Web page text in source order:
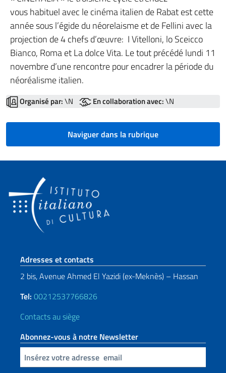
vous habituel avec le cinéma italien de Rabat est cette
année sous l’égide du néorelaisme et de Fellini avec la
projection de 4 chefs d’œuvre: I Vitelloni, lo Sceicco
Bianco, Roma et La dolce Vita. Le tout précédé lundi 11
novembre d’une rencontre pour encadrer la période du
néoréalisme italien.
Organisé par:\N En collaboration avec:\N
Naviguer dans la rubrique
Section de pied de page
Adresses et contacts
2 bis, Avenue Ahmed El Yazidi (ex-Meknès) – Hassan
Tel: 00212537766826
Contacts au siège
Abonnez-vous à notre Newsletter
Insert your email